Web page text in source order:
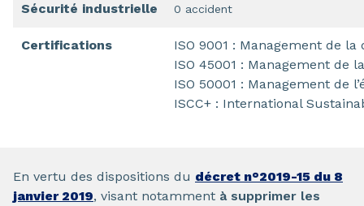
Sécurité industrielle 0 accident
Certifications
ISO 9001 : Management de la
ISO 45001 : Management de
ISO 50001 : Management de
ISCC+ : International
En vertu des dispositions du décret n°2019-15 du 8
janvier 2019, visant notamment à supprimer les